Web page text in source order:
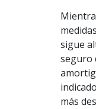
sigue
seguro
más